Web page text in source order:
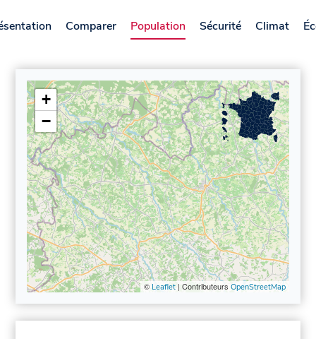
Comparer Population Sécurité Climat
+
−
© Leaflet| Contributeurs OpenStreetMap